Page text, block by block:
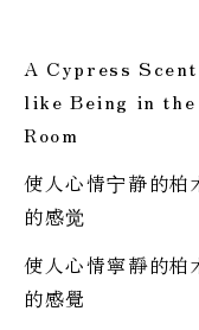
A Cypress
like Being in
Room
使人心情宁静的柏
的感觉
使人心情寧靜的柏
的感覺